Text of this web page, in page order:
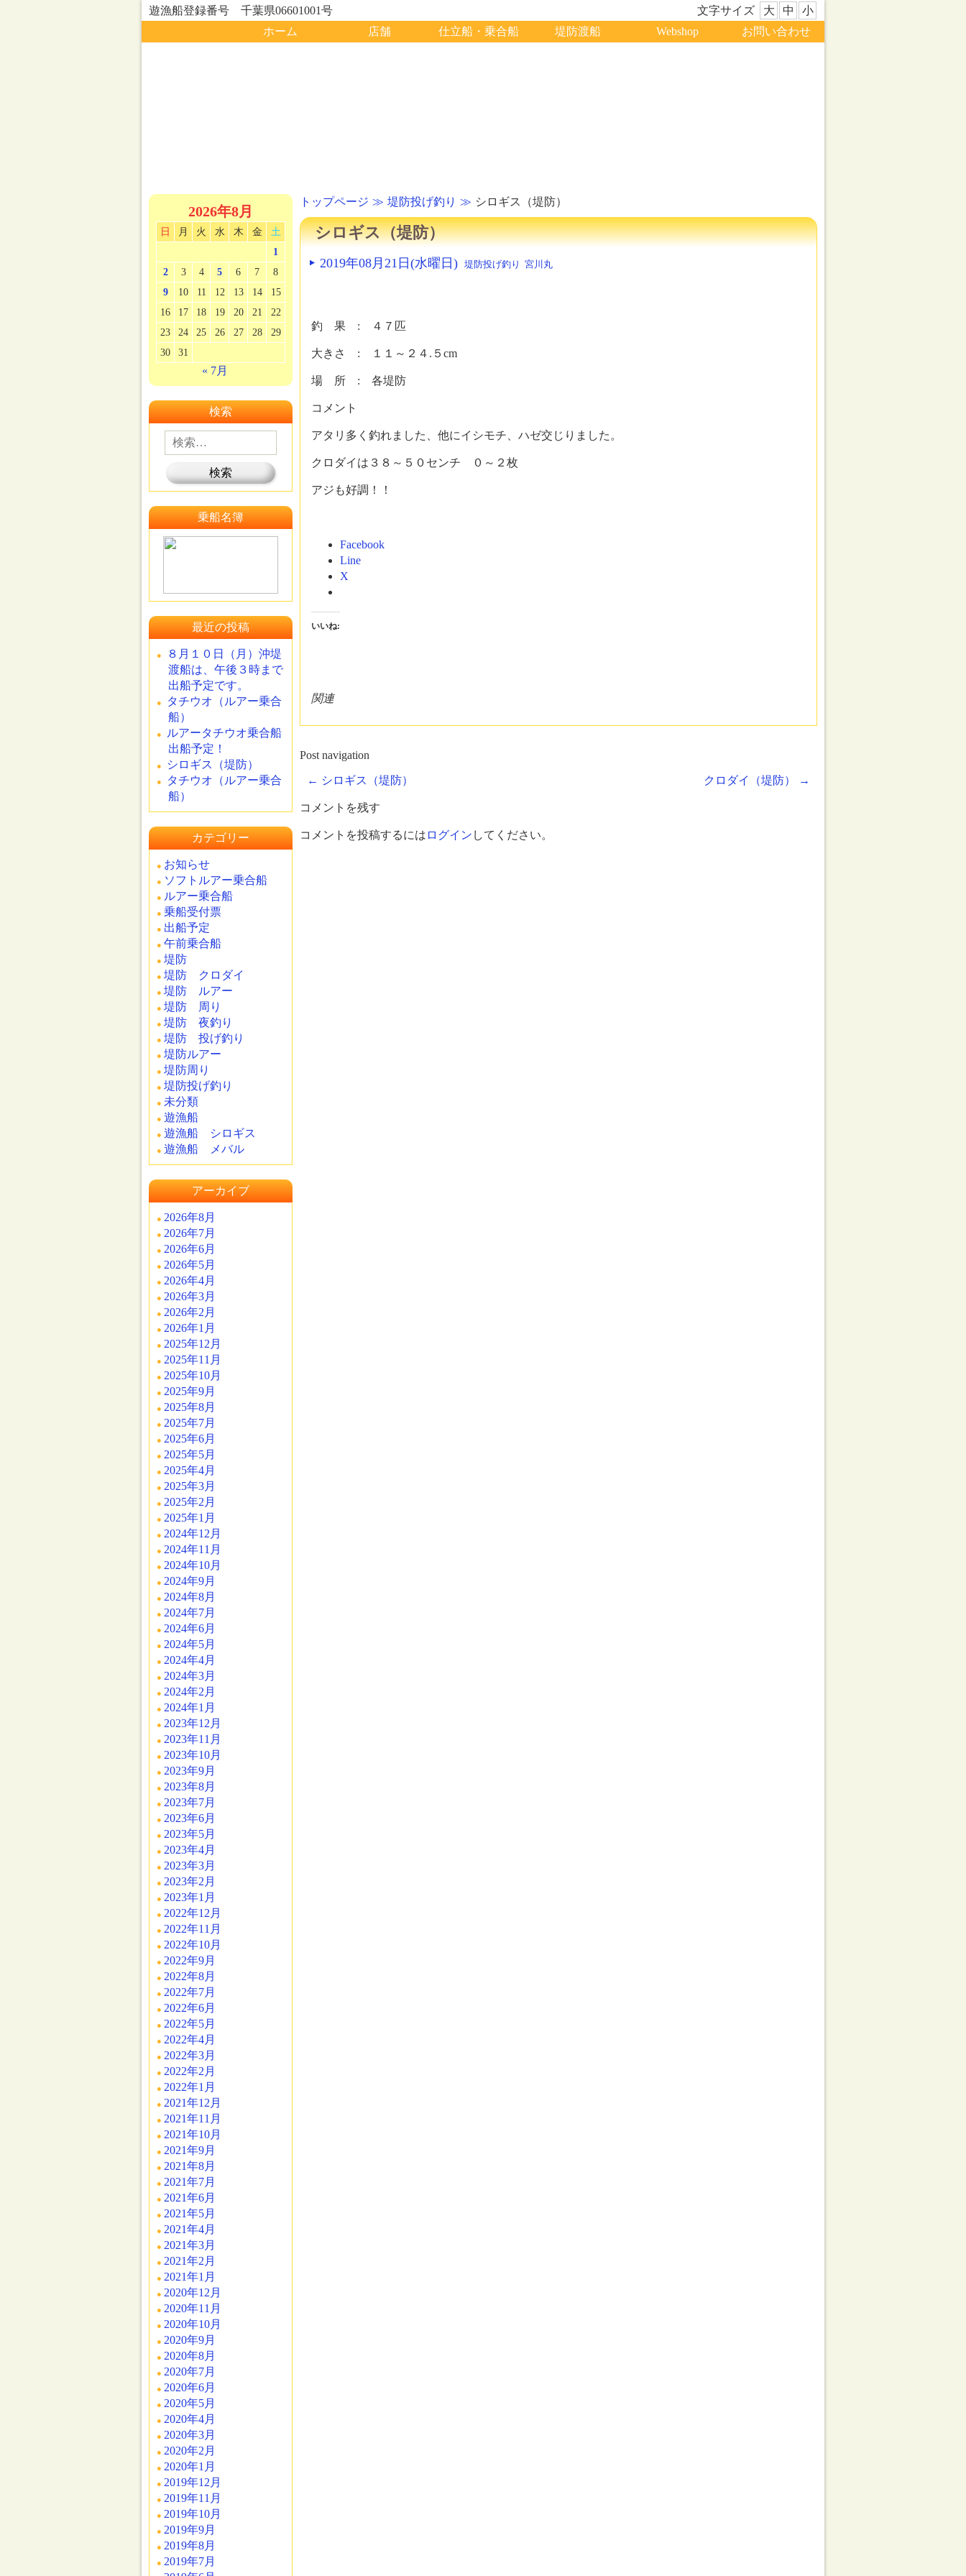
遊漁船登録番号 千葉県06601001号 文字サイズ 小
中
大
ホーム
店舗 仕立船・乗合船 堤防渡船 Webshop お問い合わせ
トップページ 堤防投げ釣り シロギス（堤防）
シロギス（堤防）
2019年08月21日(水曜日) 堤防投げ釣り 宮川丸
釣 果 : ４７匹
大きさ : １１～２４.５cm
場 所 : 各堤防
コメント
アタリ多く釣れました、他にイシモチ、ハゼ交じりました。
クロダイは３８～５０センチ ０～２枚
アジも好調！！
Facebook
Line
X
いいね:
関連
Post navigation
← シロギス（堤防） クロダイ（堤防） →
コメントを残す
コメントを投稿するには ログイン してください。
2026年8月
日 月 火 水 木 金
土
1
2
3 4 5 6 7
8
9
10 11 12 13 14
15
16
17 18 19 20 21
22
23
24 25 26 27 28
29
30
31
« 7月
検索
乗船名簿
最近の投稿
８月１０日（月）沖堤
渡船は、午後３時まで
出船予定です。
タチウオ（ルアー乗合
船）
ルアータチウオ乗合船
出船予定！
シロギス（堤防）
タチウオ（ルアー乗合
船）
カテゴリー
お知らせ
ソフトルアー乗合船
ルアー乗合船
乗船受付票
出船予定
午前乗合船
堤防
堤防 クロダイ
堤防 ルアー
堤防 周り
堤防 夜釣り
堤防 投げ釣り
堤防ルアー
堤防周り
堤防投げ釣り
未分類
遊漁船
遊漁船 シロギス
遊漁船 メバル
アーカイブ
2026年8月
2026年7月
2026年6月
2026年5月
2026年4月
2026年3月
2026年2月
2026年1月
2025年12月
2025年11月
2025年10月
2025年9月
2025年8月
2025年7月
2025年6月
2025年5月
2025年4月
2025年3月
2025年2月
2025年1月
2024年12月
2024年11月
2024年10月
2024年9月
2024年8月
2024年7月
2024年6月
2024年5月
2024年4月
2024年3月
2024年2月
2024年1月
2023年12月
2023年11月
2023年10月
2023年9月
2023年8月
2023年7月
2023年6月
2023年5月
2023年4月
2023年3月
2023年2月
2023年1月
2022年12月
2022年11月
2022年10月
2022年9月
2022年8月
2022年7月
2022年6月
2022年5月
2022年4月
2022年3月
2022年2月
2022年1月
2021年12月
2021年11月
2021年10月
2021年9月
2021年8月
2021年7月
2021年6月
2021年5月
2021年4月
2021年3月
2021年2月
2021年1月
2020年12月
2020年11月
2020年10月
2020年9月
2020年8月
2020年7月
2020年6月
2020年5月
2020年4月
2020年3月
2020年2月
2020年1月
2019年12月
2019年11月
2019年10月
2019年9月
2019年8月
2019年7月